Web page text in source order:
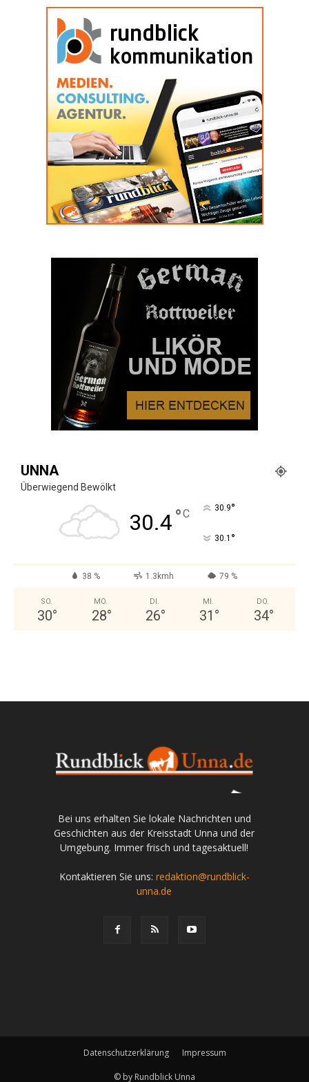
UNNA
Überwiegend Bewölkt
30.4°C 30.9°
30.1 °
38 % 1.3kmh 79 %
SO.
30°
MO.
28°
DI.
26°
MI.
31 °
DO.
34°
Bei uns erhalten Sie lokale Nachrichten und
Geschichten aus der Kreisstadt Unna und der
Umgebung. Immer frisch und tagesaktuell!
Kontaktieren Sie uns: redaktion@rundblick-
unna.de
Datenschutzerklärung Impressum
© by Rundblick Unna